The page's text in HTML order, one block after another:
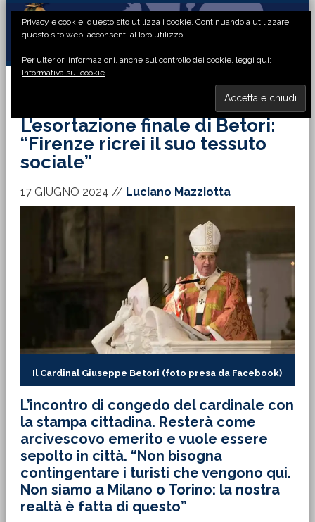
Passa
primaria
Passa
principale
Passa
laterale
Passa
di
L’esortazione finale di Betori:
“Firenze ricrei il suo tessuto
sociale”
17 GIUGNO 2024 // Luciano Mazziotta
Il Cardinal Giuseppe Betori (foto presa da Facebook)
L’incontro di congedo del cardinale con
la stampa cittadina. Resterà come
arcivescovo emerito e vuole essere
sepolto in città. “Non bisogna
contingentare i turisti che vengono qui.
Non siamo a Milano o Torino: la nostra
realtà è fatta di questo”
Privacy e cookie: questo sito utilizza i cookie. Continuando a utilizzare
questo sito web, acconsenti al loro utilizzo.
Per ulteriori informazioni, anche sul controllo dei cookie, leggi qui:
Informativa sui cookie